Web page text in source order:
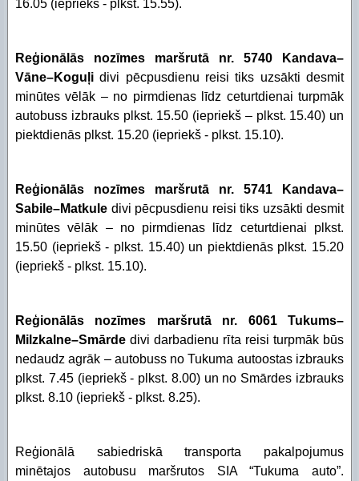
16.05 (iepriekš - plkst. 15.55).
Reģionālās nozīmes maršrutā nr. 5740 Kandava–
Vāne–Koguļi divi pēcpusdienu reisi tiks uzsākti desmit
minūtes vēlāk – no pirmdienas līdz ceturtdienai turpmāk
autobuss izbrauks plkst. 15.50 (iepriekš – plkst. 15.40) un
piektdienās plkst. 15.20 (iepriekš - plkst. 15.10).
Reģionālās nozīmes maršrutā nr. 5741 Kandava–
Sabile–Matkule divi pēcpusdienu reisi tiks uzsākti desmit
minūtes vēlāk – no pirmdienas līdz ceturtdienai plkst.
15.50 (iepriekš - plkst. 15.40) un piektdienās plkst. 15.20
(iepriekš - plkst. 15.10).
Reģionālās nozīmes maršrutā nr. 6061 Tukums–
Milzkalne–Smārde divi darbadienu rīta reisi turpmāk būs
nedaudz agrāk – autobuss no Tukuma autoostas izbrauks
plkst. 7.45 (iepriekš - plkst. 8.00) un no Smārdes izbrauks
plkst. 8.10 (iepriekš - plkst. 8.25).
Reģionālā sabiedriskā transporta pakalpojumus
minētajos autobusu maršrutos SIA “Tukuma auto”.